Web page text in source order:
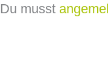
Du musst